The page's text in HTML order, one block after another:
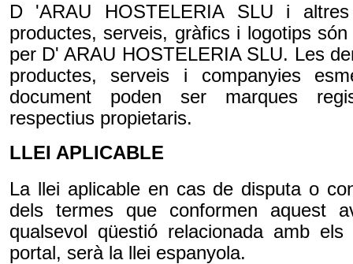
D 'ARAU HOSTELERIA SLU i
productes, serveis, gràfics i logotips
per D' ARAU HOSTELERIA SLU. Les
productes, serveis i companyies
document poden ser marques
respectius propietaris.
LLEI APLICABLE
La llei aplicable en cas de disputa o
dels termes que conformen aquest
qualsevol qüestió relacionada amb
portal, serà la llei espanyola.